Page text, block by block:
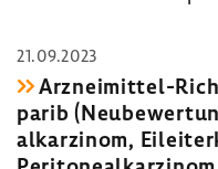
21.09.2023
Arzneimittel-​
parib
al­kar­zinom,